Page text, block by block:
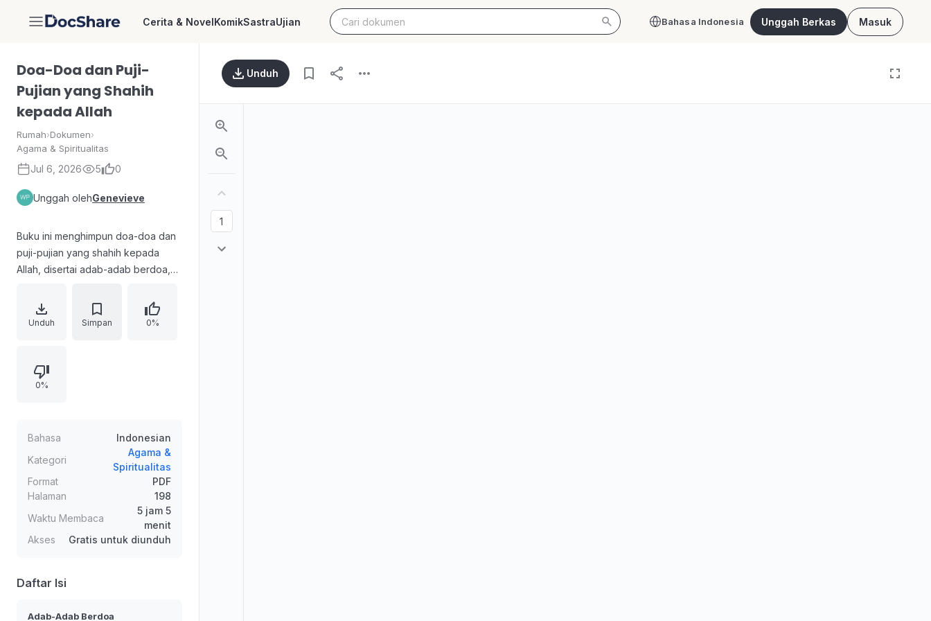
DocShare Cerita & NovelKomikSastraUjian Bahasa Indonesia Unggah Berkas Masuk
Doa-Doa dan Puji-
Pujian yang Shahih
kepada Allah
Rumah›Dokumen›
Agama & Spiritualitas
Jul 6, 2026 5 0
Unggah olehGenevieve
Buku ini menghimpun doa-doa dan
puji-pujian yang shahih kepada
Allah, disertai adab-adab berdoa,
Nabi, doa-doa pelindung, ruqyah
syar’iyyah, serta dzikir pagi petang.
disertakan pula cara membacanya
dan takhrij hadits pada bagian akhir.
penghindaran perantara yang
bid’ah, dan larangan berputus asa
dari rahmat Allah.
Unduh Simpan 0%
0%
Bahasa
Indonesian
Kategori
Agama &
Spiritualitas
Format
PDF
Halaman
198
Waktu Membaca
5 jam 5
menit
Akses
Gratis untuk diunduh
Daftar Isi
Adab-Adab Berdoa
Unduh